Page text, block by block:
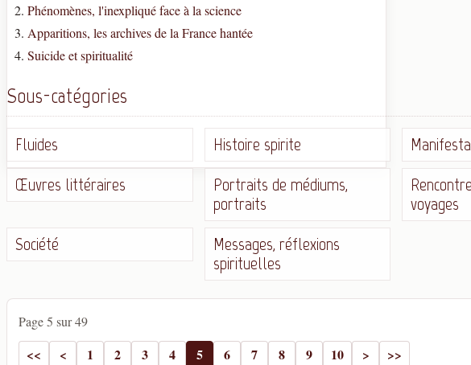
Phénomènes, l'inexpliqué face à la science
Apparitions, les archives de la France hantée
Suicide et spiritualité
Sous-catégories
Fluides Histoire spirite
Œuvres littéraires
Portraits de médiums,
portraits
voyages
Société
Messages, réflexions
spirituelles
Page 5 sur 49
1 2 3 4 5 6 7 8 9 10